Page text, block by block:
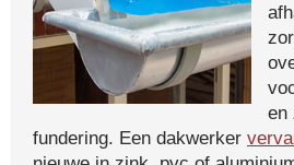
en
fundering. Een dakwerker